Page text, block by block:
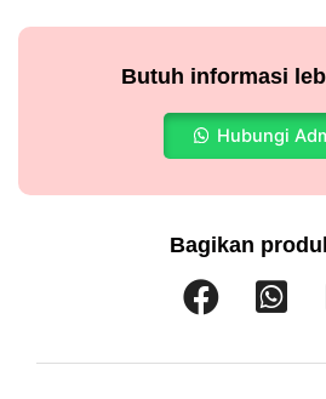
Butuh informasi
Hubungi
Bagikan